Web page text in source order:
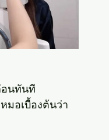
อนทันที
มอเบื้องต้นว่า